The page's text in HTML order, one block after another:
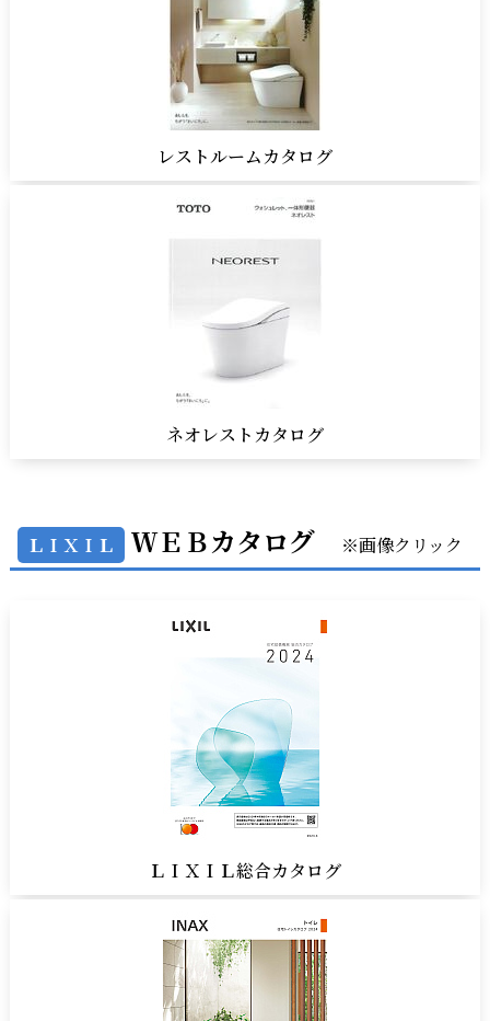
レストルームカタログ
ネオレストカタログ
ＬＩＸＩＬ ＷＥＢカタログ ※画像クリック
ＬＩＸＩＬ総合カタログ